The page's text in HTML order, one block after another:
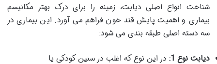
شناخت انواع اصلی دیابت، زمینه را برای درک بهتر مکانیسم
بیماری و اهمیت پایش قند خون فراهم می آورد. این بیماری در
سه دسته اصلی طبقه بندی می شود:
دیابت نوع 1:
در این نوع که اغلب در سنین کودکی یا